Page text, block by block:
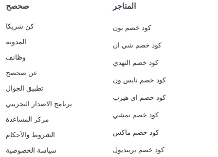
صحصح
كن شريكا
المدونة
وظائف
عن صحصح
تطبيق الجوال
برنامج الاصدار التجريبي
مركز المساعدة
الشروط والأحكام
سياسة الخصوصية
المتاجر
كود خصم نون
كود خصم شي ان
كود خصم النهدي
كود خصم نايس ون
كود خصم اي هيرب
كود خصم نمشي
كود خصم ماكس
كود خصم ترينديول